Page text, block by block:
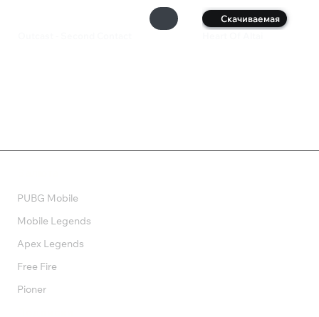
Скачиваемая
PUBG Mobile
Mobile Legends
Apex Legends
Free Fire
Pioner